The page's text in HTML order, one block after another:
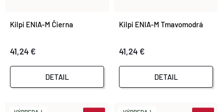
Kilpi ENIA-M Čierna
41,24 €
DETAIL
Kilpi ENIA-M Tmavomodrá
41,24 €
DETAIL